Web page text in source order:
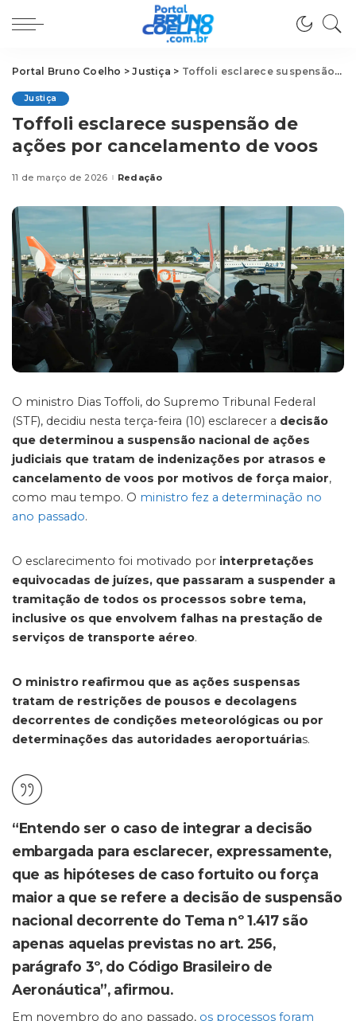
Portal Bruno Coelho >Justiça > Toffoli esclarece suspensão de ações por cancelamento de voos
Justiça
Toffoli esclarece suspensão de
ações por cancelamento de voos
11 de março de 2026Posted
Redação
O ministro Dias Toffoli, do Supremo Tribunal Federal
(STF), decidiu nesta terça-feira (10) esclarecer a decisão
que determinou a suspensão nacional de ações
judiciais que tratam de indenizações por atrasos e
cancelamento de voos por motivos de força maior,
como mau tempo. O ministro fez a determinação no
ano passado.
O esclarecimento foi motivado por interpretações
equivocadas de juízes, que passaram a suspender a
tramitação de todos os processos sobre tema,
inclusive os que envolvem falhas na prestação de
serviços de transporte aéreo.
O ministro reafirmou que as ações suspensas
tratam de restrições de pousos e decolagens
decorrentes de condições meteorológicas ou por
determinações das autoridades aeroportuárias.
“Entendo ser o caso de integrar a decisão
embargada para esclarecer, expressamente,
que as hipóteses de caso fortuito ou força
maior a que se refere a decisão de suspensão
nacional decorrente do Tema nº 1.417 são
apenas aquelas previstas no art. 256,
parágrafo 3º, do Código Brasileiro de
Aeronáutica”, afirmou.
Em novembro do ano passado, os processos foram